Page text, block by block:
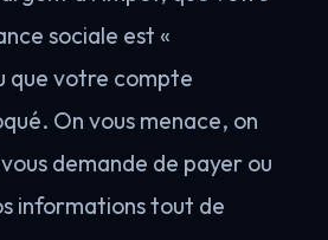
sociale est «
que votre compte
On vous menace, on
demande de payer ou
informations tout de